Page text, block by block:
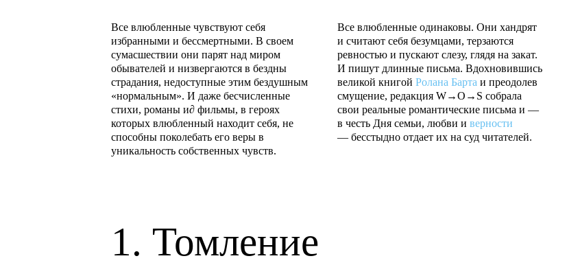
Все влюбленные чувствуют себя
избранными и бессмертными. В своем
сумасшествии они парят над миром
обывателей и низвергаются в бездны
страдания, недоступные этим бездушным
«нормальным». И даже бесчисленные
стихи, романы и∂ фильмы, в героях
которых влюбленный находит себя, не
способны поколебать его веры в
уникальность собственных чувств.
Все влюбленные одинаковы. Они хандрят
и считают себя безумцами, терзаются
ревностью и пускают слезу, глядя на закат.
И пишут длинные письма. Вдохновившись
великой книгой Ролана Барта и преодолев
смущение, редакция W→O→S собрала
свои реальные романтические письма и —
в честь Дня семьи, любви и верности
— бесстыдно отдает их на суд читателей.
1. Томление